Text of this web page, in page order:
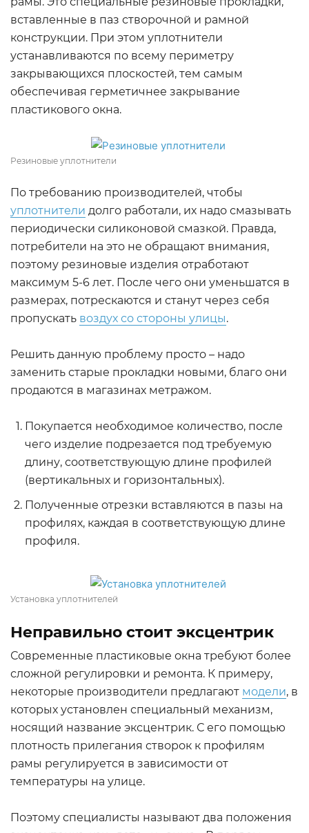
вставленные в паз створочной и рамной
конструкции. При этом уплотнители
устанавливаются по всему периметру
закрывающихся плоскостей, тем самым
обеспечивая герметичнее закрывание
пластикового окна.
Резиновые уплотнители
По требованию производителей, чтобы
уплотнители долго работали, их надо смазывать
периодически силиконовой смазкой. Правда,
потребители на это не обращают внимания,
поэтому резиновые изделия отработают
максимум 5-6 лет. После чего они уменьшатся в
размерах, потрескаются и станут через себя
пропускать воздух со стороны улицы.
Решить данную проблему просто – надо
заменить старые прокладки новыми, благо они
продаются в магазинах метражом.
Покупается необходимое количество, после
чего изделие подрезается под требуемую
длину, соответствующую длине профилей
(вертикальных и горизонтальных).
Полученные отрезки вставляются в пазы на
профилях, каждая в соответствующую длине
профиля.
Установка уплотнителей
Неправильно стоит эксцентрик
Современные пластиковые окна требуют более
сложной регулировки и ремонта. К примеру,
некоторые производители предлагают модели, в
которых установлен специальный механизм,
носящий название эксцентрик. С его помощью
плотность прилегания створок к профилям
рамы регулируется в зависимости от
температуры на улице.
Поэтому специалисты называют два положения